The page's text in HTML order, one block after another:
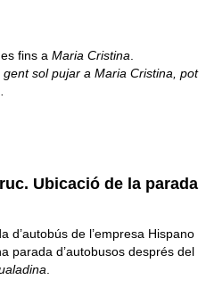
fins a Maria Cristina.
sol pujar a Maria Cristina, pot
Ubicació de la parada
d’autobús de l’empresa Hispano
parada d’autobusos després del
.